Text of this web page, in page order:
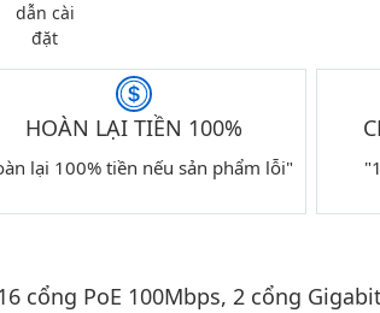
dẫn cài
đặt
HOÀN LẠI TIỀN 100%
lại 100% tiền nếu sản phẩm lỗi"
cổng PoE 100Mbps, 2 cổng